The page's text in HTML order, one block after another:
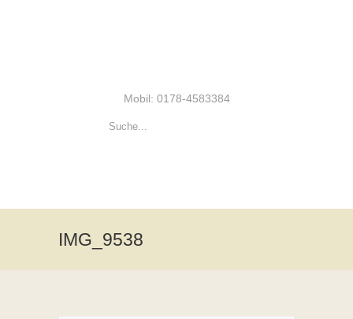
Mobil: 0178-4583384
IMG_9538